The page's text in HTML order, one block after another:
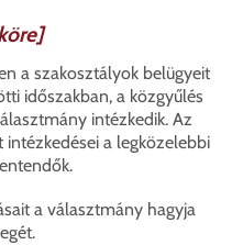
a szakosztályok belügyeit
időszakban, a közgyűlés
intézkedik. Az
a legközelebbi
a választmány hagyja